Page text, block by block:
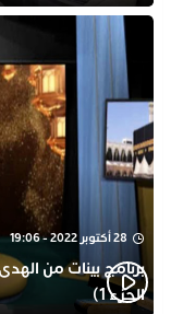
28 أكتوبر 2022 - 19:06
الجزء 1)